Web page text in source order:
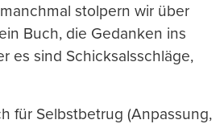
stolpern wir über
Buch, die Gedanken ins
es sind Schicksalsschläge,
für Selbstbetrug (Anpassung,